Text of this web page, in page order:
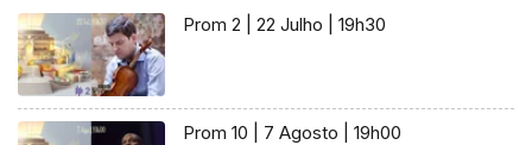
Prom 2 | 22 Julho | 19h30
Prom 10 | 7 Agosto | 19h00